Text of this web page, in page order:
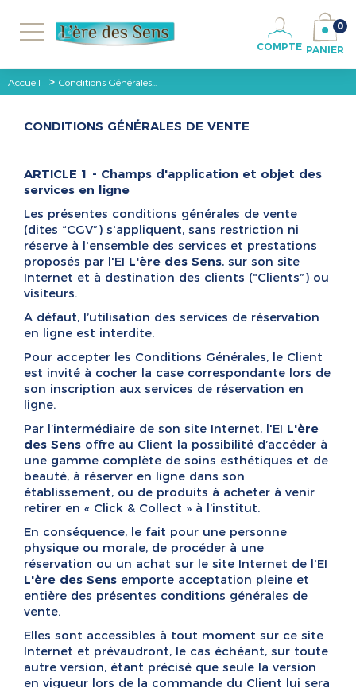
COMPTE
0
PANIER
Accueil > Conditions Générales...
CONDITIONS GÉNÉRALES DE VENTE
ARTICLE 1 - Champs d'application et objet des
services en ligne
Les présentes conditions générales de vente
(dites “CGV”) s'appliquent, sans restriction ni
réserve à l'ensemble des services et prestations
proposés par l'EI L'ère des Sens, sur son site
Internet et à destination des clients (“Clients”) ou
visiteurs.
A défaut, l’utilisation des services de réservation
en ligne est interdite.
Pour accepter les Conditions Générales, le Client
est invité à cocher la case correspondante lors de
son inscription aux services de réservation en
ligne.
Par l’intermédiaire de son site Internet, l'EI L'ère
des Sens offre au Client la possibilité d’accéder à
une gamme complète de soins esthétiques et de
beauté, à réserver en ligne dans son
établissement, ou de produits à acheter à venir
retirer en « Click & Collect » à l’institut.
En conséquence, le fait pour une personne
physique ou morale, de procéder à une
réservation ou un achat sur le site Internet de l'EI
L'ère des Sens emporte acceptation pleine et
entière des présentes conditions générales de
vente.
Elles sont accessibles à tout moment sur ce site
Internet et prévaudront, le cas échéant, sur toute
autre version, étant précisé que seule la version
en vigueur lors de la commande du Client lui sera